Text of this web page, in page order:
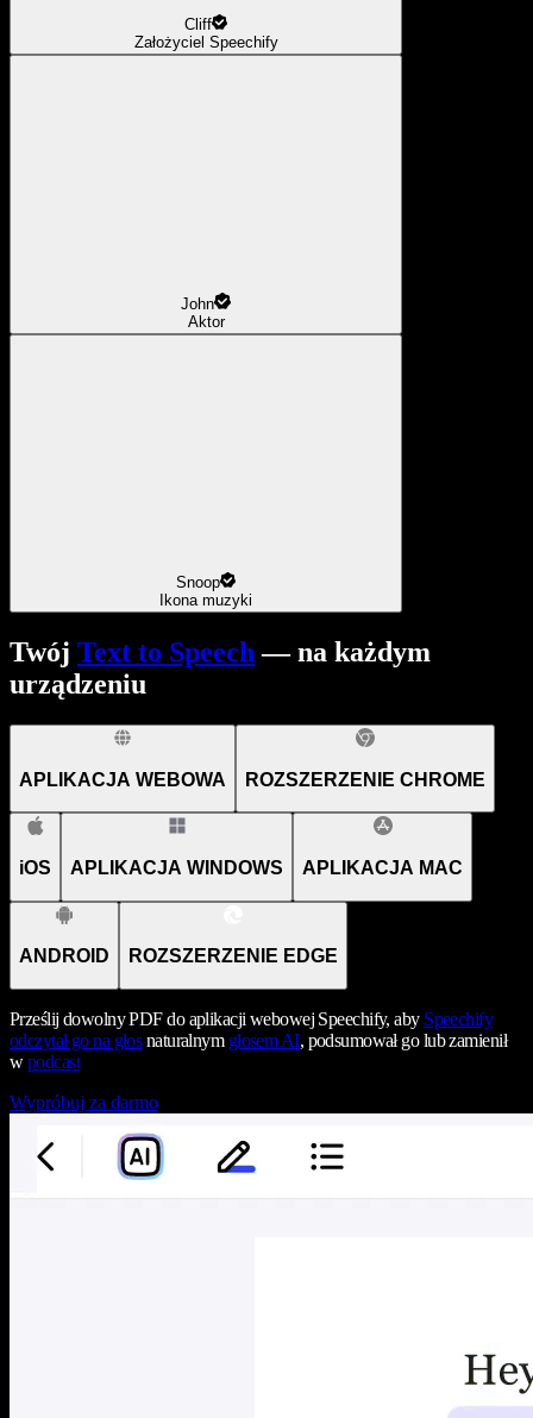
Cliff
Założyciel Speechify
John
Aktor
Snoop
Ikona muzyki
Twój Text to Speech— na każdym
urządzeniu
APLIKACJA WEBOWA ROZSZERZENIE CHROME
iOS APLIKACJA WINDOWS APLIKACJA MAC
ANDROID ROZSZERZENIE EDGE
Prześlij dowolny PDF do aplikacji webowej Speechify, aby Speechify
odczytał go na głosnaturalnym głosem AI, podsumował go lub zamienił
wpodcast
Wypróbuj za darmo